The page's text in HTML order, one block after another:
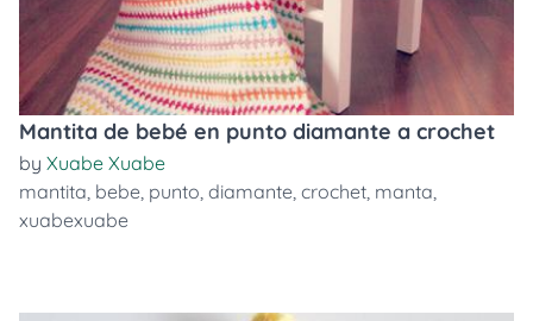
Mantita de bebé en punto diamante a crochet
by Xuabe Xuabe
mantita, bebe, punto, diamante, crochet, manta,
xuabexuabe